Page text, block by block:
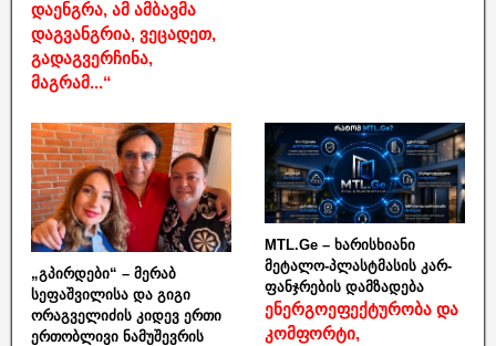
დაენგრა, ამ ამბავმა
დაგვანგრია, ვეცადეთ,
გადაგვერჩინა,
მაგრამ...“
„გპირდები“ – მერაბ
სეფაშვილისა და გიგი
ორაგველიძის კიდევ ერთი
ერთობლივი ნამუშევრის
MTL.Ge – ხარისხიანი
მეტალო-პლასტმასის კარ-
ფანჯრების დამზადება
ენერგოეფექტურობა და
კომფორტი,